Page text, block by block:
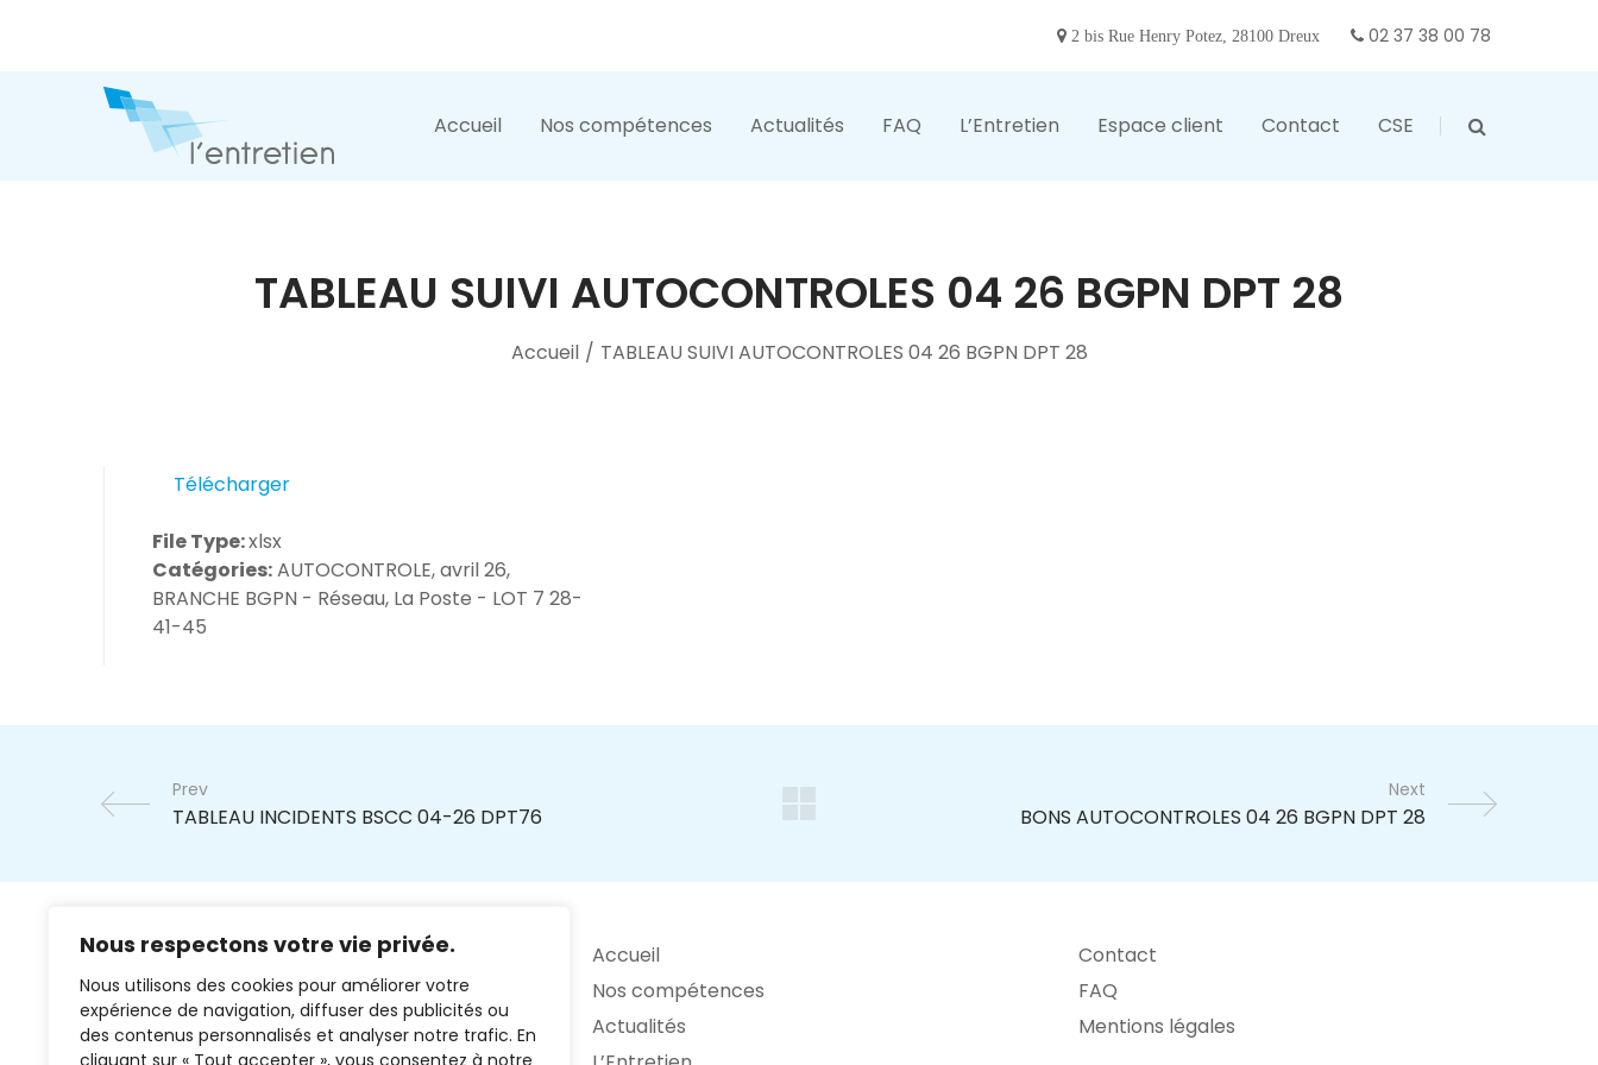
Nous respectons votre vie privée.
Nous utilisons des cookies pour améliorer votre
expérience de navigation, diffuser des publicités ou
des contenus personnalisés et analyser notre trafic. En
cliquant sur « Tout accepter », vous consentez à notre
2 bis Rue Henry Potez, 28100 Dreux 02 37 38 00 78
Accueil Nos compétences Actualités FAQ L’Entretien Espace client Contact CSE
TABLEAU SUIVI AUTOCONTROLES 04 26 BGPN DPT 28
Accueil / TABLEAU SUIVI AUTOCONTROLES 04 26 BGPN DPT 28
Télécharger
File Type:xlsx
Catégories:AUTOCONTROLE, avril 26,
BRANCHE BGPN - Réseau, La Poste - LOT 7 28-
41-45
Prev Next
Accueil
Nos compétences
Actualités
Contact
FAQ
Mentions légales